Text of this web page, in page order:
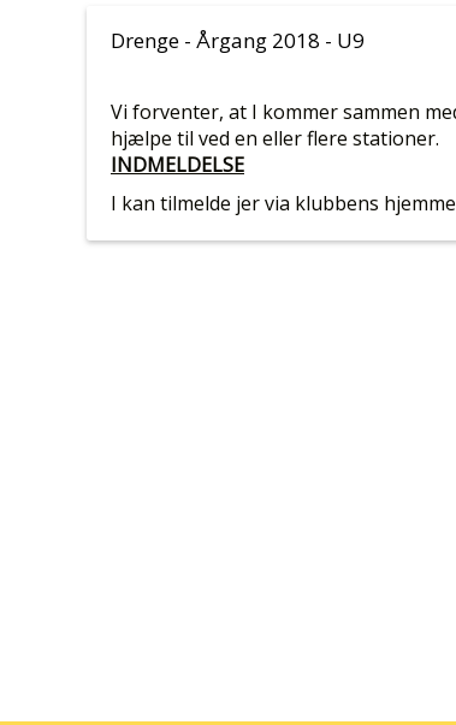
Drenge - Årgang 2018 - U9
Vi forventer, at I kommer sammen
hjælpe til ved en eller flere stationer.
INDMELDELSE
I kan tilmelde jer via klubbens